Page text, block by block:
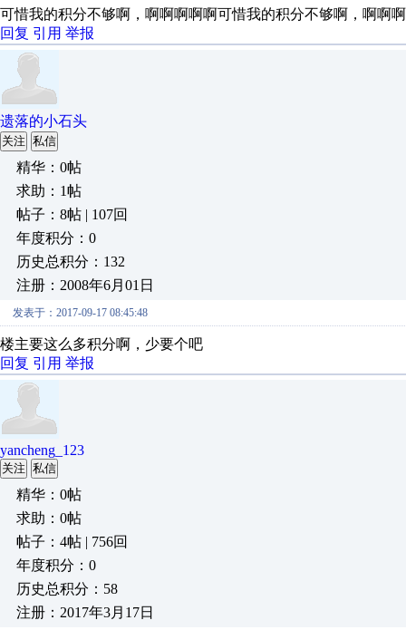
可惜我的积分不够啊，啊啊啊啊啊可惜我的积分不够啊，啊啊
回复 引用 举报
遗落的小石头
关注 私信
精华：0帖
求助：1帖
帖子：8帖 | 107回
年度积分：0
历史总积分：132
注册：2008年6月01日
发表于：2017-09-17 08:45:48
楼主要这么多积分啊，少要个吧
回复 引用 举报
yancheng_123
关注 私信
精华：0帖
求助：0帖
帖子：4帖 | 756回
年度积分：0
历史总积分：58
注册：2017年3月17日